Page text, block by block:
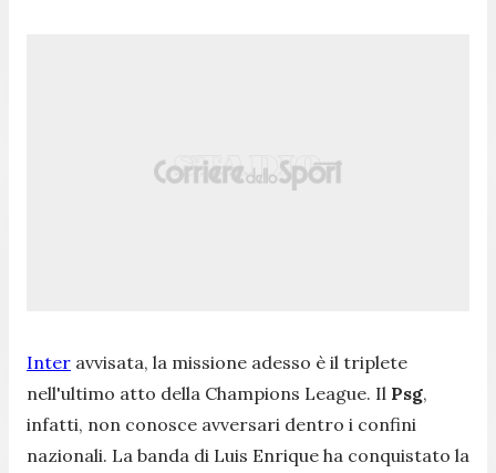
Inter avvisata, la missione adesso è il triplete
nell'ultimo atto della Champions League. Il Psg,
infatti, non conosce avversari dentro i confini
nazionali. La banda di Luis Enrique ha conquistato la